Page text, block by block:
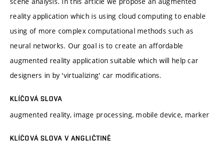
reality application which is using cloud computing to enable
using of more complex computational methods such as
neural networks. Our goal is to create an affordable
augmented reality application suitable which will help car
designers in by 'virtualizing' car modifications.
KLÍČOVÁ SLOVA
augmented reality, image processing, mobile device, marker
KLÍČOVÁ SLOVA V ANGLIČTINĚ